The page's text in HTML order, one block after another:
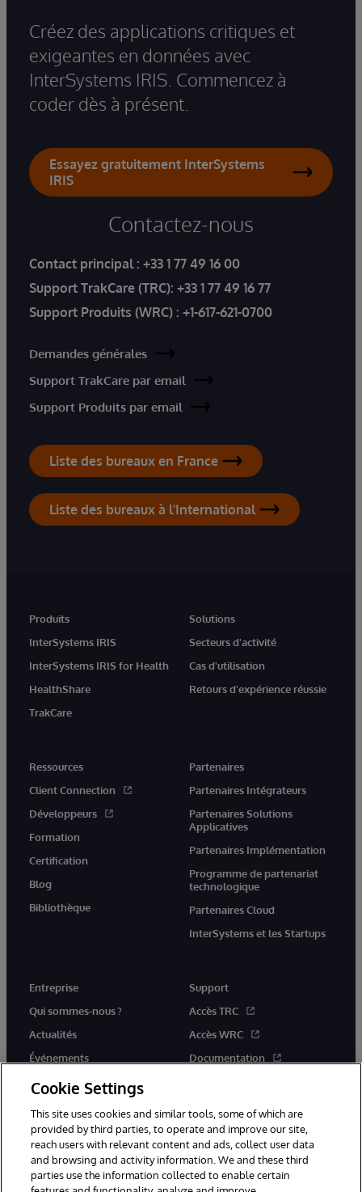
Créez des applications critiques et
exigeantes en données avec
InterSystems IRIS. Commencez à
coder dès à présent.
Essayez gratuitement InterSystems
IRIS
Contactez-nous
Contact principal : +33 1 77 49 16 00
Support TrakCare (TRC): +33 1 77 49 16 77
Support Produits (WRC) : +1-617-621-0700
Demandes générales
Support TrakCare par email
Support Produits par email
Liste des bureaux en France
Liste des bureaux à l'International
Produits
InterSystems IRIS
InterSystems IRIS for Health
HealthShare
TrakCare
Solutions
Secteurs d'activité
Cas d'utilisation
Retours d'expérience réussie
Ressources
Client Connection
Développeurs
Formation
Certification
Blog
Bibliothèque
Partenaires
Partenaires Intégrateurs
Partenaires Solutions
Applicatives
Partenaires Implémentation
Programme de partenariat
technologique
Partenaires Cloud
InterSystems et les Startups
Entreprise
Qui sommes-nous ?
Actualités
Événements
Rejoignez-nous
Support
Accès TRC
Accès WRC
Documentation
© 1996-2026 InterSystems Corporation, Boston, MA. Tous droits
Cookie Settings
This site uses cookies and similar tools, some of which are
provided by third parties, to operate and improve our site,
reach users with relevant content and ads, collect user data
and browsing and activity information. We and these third
parties use the information collected to enable certain